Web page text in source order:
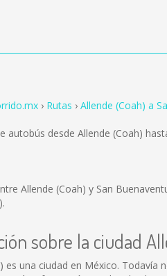
Rutas Allende (Coah) a
autobús desde Allende (Coah)
Allende (Coah) y San
).
sobre la ciudad
es una ciudad en México.